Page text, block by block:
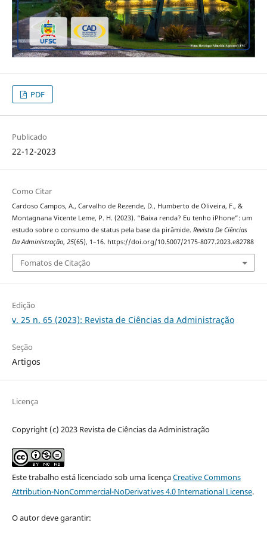
PDF
Publicado
22-12-2023
Como Citar
Cardoso Campos, A., Carvalho de Rezende, D., Humberto de Oliveira, F., &
Montagnana Vicente Leme, P. H. (2023). “Baixa renda? Eu tenho iPhone”: um
estudo sobre o consumo de status pela base da pirâmide. Revista De Ciências
Da Administração, 25(65), 1–16. https://doi.org/10.5007/2175-8077.2023.e82788
Fomatos de Citação
Edição
v. 25 n. 65 (2023): Revista de Ciências da Administração
Seção
Artigos
Licença
Copyright (c) 2023 Revista de Ciências da Administração
Este trabalho está licenciado sob uma licençaCreative Commons
Attribution-NonCommercial-NoDerivatives 4.0 International License.
O autor deve garantir: